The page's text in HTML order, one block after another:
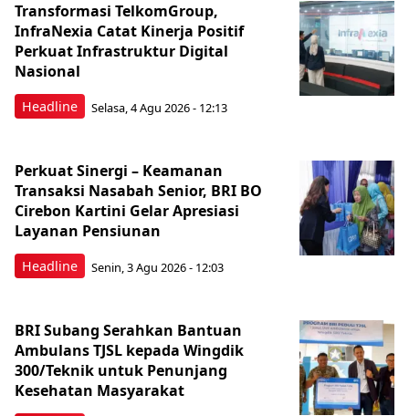
Headline
Transformasi TelkomGroup,
InfraNexia Catat Kinerja Positif
Perkuat Infrastruktur Digital
Nasional
Selasa, 4 Agu 2026 - 12:13
Headline
Perkuat Sinergi – Keamanan
Transaksi Nasabah Senior, BRI BO
Cirebon Kartini Gelar Apresiasi
Layanan Pensiunan
Senin, 3 Agu 2026 - 12:03
BRI Subang Serahkan Bantuan
Ambulans TJSL kepada Wingdik
300/Teknik untuk Penunjang
Kesehatan Masyarakat ​